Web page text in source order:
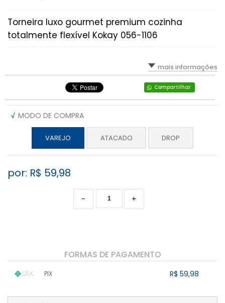
Torneira luxo gourmet premium cozinha
totalmente flexível Kokay 056-1106
mais informações
Compartilhar
√ MODO DE COMPRA
VAREJO ATACADO DROP
por: R$ 59,98
+
-
FORMAS DE PAGAMENTO
PIX R$ 59,98
....